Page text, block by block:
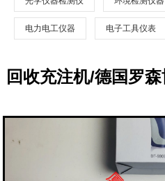
电力电工仪器 电子工具仪表